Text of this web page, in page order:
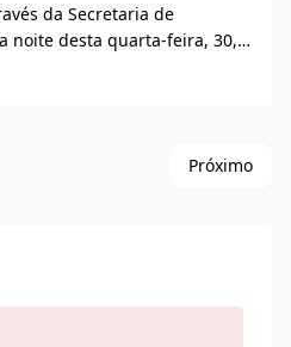
da Secretaria de
noite desta quarta-feira, 30, a
etapa das obras de
Antônio, a...
Próximo